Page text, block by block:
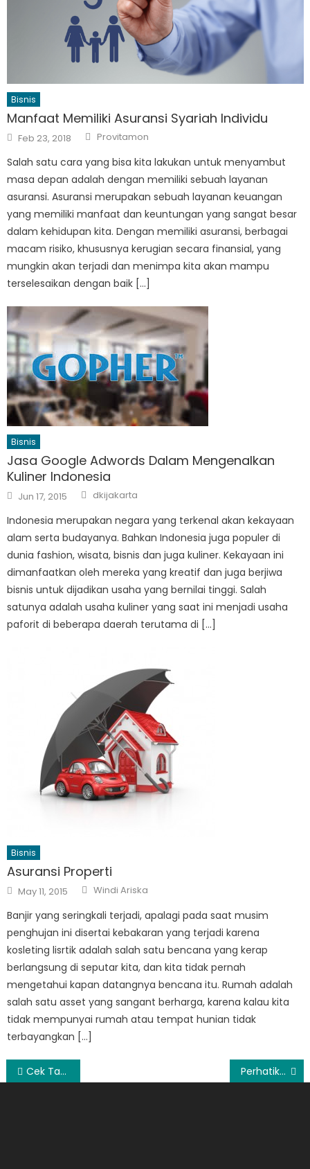
Bisnis
Manfaat Memiliki Asuransi Syariah Individu
Posted
on
Feb 23, 2018 Author
Provitamon
Salah satu cara yang bisa kita lakukan untuk menyambut
masa depan adalah dengan memiliki sebuah layanan
asuransi. Asuransi merupakan sebuah layanan keuangan
yang memiliki manfaat dan keuntungan yang sangat besar
dalam kehidupan kita. Dengan memiliki asuransi, berbagai
macam risiko, khususnya kerugian secara finansial, yang
mungkin akan terjadi dan menimpa kita akan mampu
terselesaikan dengan baik […]
Bisnis
Jasa Google Adwords Dalam Mengenalkan
Kuliner Indonesia
Posted
on
Jun 17, 2015 Author
dkijakarta
Indonesia merupakan negara yang terkenal akan kekayaan
alam serta budayanya. Bahkan Indonesia juga populer di
dunia fashion, wisata, bisnis dan juga kuliner. Kekayaan ini
dimanfaatkan oleh mereka yang kreatif dan juga berjiwa
bisnis untuk dijadikan usaha yang bernilai tinggi. Salah
satunya adalah usaha kuliner yang saat ini menjadi usaha
paforit di beberapa daerah terutama di […]
Bisnis
Asuransi Properti
Posted
on
May 11, 2015 Author
Windi Ariska
Banjir yang seringkali terjadi, apalagi pada saat musim
penghujan ini disertai kebakaran yang terjadi karena
kosleting lisrtik adalah salah satu bencana yang kerap
berlangsung di seputar kita, dan kita tidak pernah
mengetahui kapan datangnya bencana itu. Rumah adalah
salah satu asset yang sangant berharga, karena kalau kita
tidak mempunyai rumah atau tempat hunian tidak
terbayangkan […]
Post
Cek Tagihan PLN Online Cuma di Jenius Perhatikan ini Sеbеӏum Membeli Brand Gelang Berlian